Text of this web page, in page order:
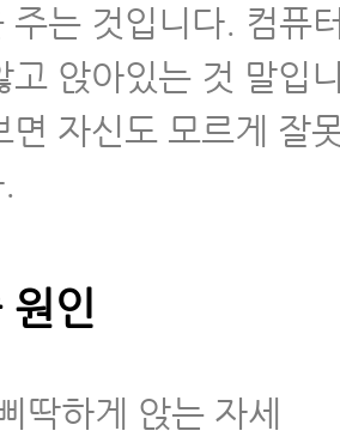
·재활
주는 것입니다. 컴퓨
고 앉아있는 것 말입
면 자신도 모르게 잘
원인
딱하게 앉는 자세